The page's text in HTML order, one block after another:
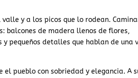
y a los picos que lo rodean.
balcones de madera llenos de flores,
pequeños detalles que hablan de una
el pueblo con sobriedad y elegancia. A